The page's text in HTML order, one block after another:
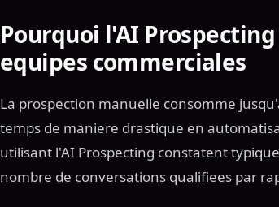
Pourquoi l'AI
equipes commerciales
La prospection manuelle consomme
temps de maniere drastique en
utilisant l'AI Prospecting constatent
nombre de conversations qualifiees par